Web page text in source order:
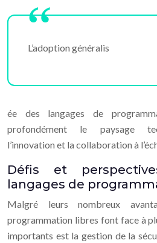
L’adoption généralis
ée des langages de
profondément le paysage
l’innovation et la collaboration à
Défis et
langages de
Malgré leurs nombreux
programmation libres font face à
importants est la gestion de la